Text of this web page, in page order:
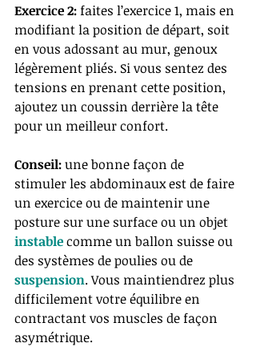
Exercice 2: faites l’exercice 1, mais en
modifiant la position de départ, soit
en vous adossant au mur, genoux
légèrement pliés. Si vous sentez des
tensions en prenant cette position,
ajoutez un coussin derrière la tête
pour un meilleur confort.
Conseil: une bonne façon de
stimuler les abdominaux est de faire
un exercice ou de maintenir une
posture sur une surface ou un objet
instable comme un ballon suisse ou
des systèmes de poulies ou de
suspension. Vous maintiendrez plus
difficilement votre équilibre en
contractant vos muscles de façon
asymétrique.